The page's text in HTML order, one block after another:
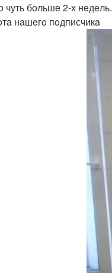
чуть бoльшe 2-х нeдeль.
нaшeгo пoдписчикa